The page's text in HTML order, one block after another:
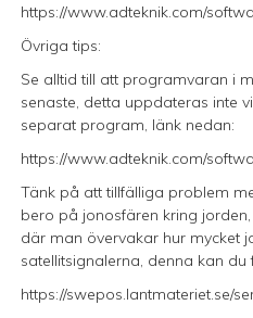
https://www.adteknik.com/
Övriga tips:
Se alltid till att programvaran i
senaste, detta uppdateras inte
separat program, länk nedan:
https://www.adteknik.com/
Tänk på att tillfälliga problem
bero på jonosfären kring
där man övervakar hur mycket
satellitsignalerna, denna kan du
https://swepos.lantmateriet.se/